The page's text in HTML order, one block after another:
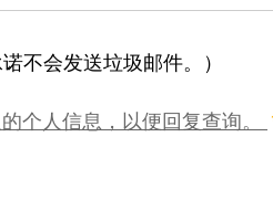
不会发送垃圾邮件。）
个人信息，以便回复查询。